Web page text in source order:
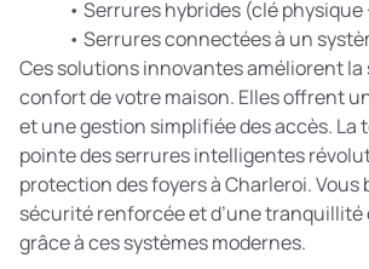
• Serrures hybrides (clé
• Serrures connectées à un
Ces solutions innovantes améliorent
confort de votre maison. Elles offrent
et une gestion simplifiée des accès. La
pointedes serrures intelligentes
protection des foyers à Charleroi. Vous
sécurité renforcée et d’une tranquillité
grâce à ces systèmes modernes.